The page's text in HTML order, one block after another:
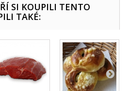
SI KOUPILI TENTO
TAKÉ: